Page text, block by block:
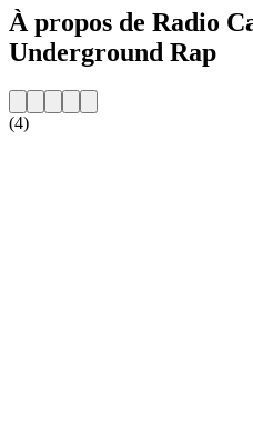
À propos de Radio
Underground Rap
(4)